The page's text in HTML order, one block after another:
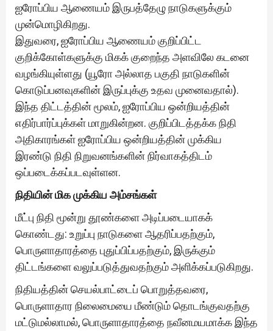
ஐரோப்பிய ஆணையம் இருபத்தேழு நாடுகளுக்கும்
முன்மொழிகிறது.
இதுவரை, ஐரோப்பிய ஆணையம் குறிப்பிட்ட
குறிக்கோள்களுக்கு மிகக் குறைந்த அளவிலே கடனை
வழங்கியுள்ளது (யூரோ அல்லாத பகுதி நாடுகளின்
கொடுப்பனவுகளின் இருப்புக்கு உதவ முனைவதால்).
இந்த திட்டத்தின் மூலம், ஐரோப்பிய ஒன்றியத்தின்
எதிர்பார்ப்புக்கள் மாறுகின்றன. குறிப்பிடத்தக்க நிதி
அதிகாரங்கள் ஐரோப்பிய ஒன்றியத்தின் முக்கிய
இரண்டு நிதி நிறுவனங்களின் நிர்வாகத்திடம்
ஒப்படைக்கப்படவுள்ளன.
நிதியின் மிக முக்கிய அம்சங்கள்
மீட்பு நிதி மூன்று தூண்களை அடிப்படையாகக்
கொண்டது: உறுப்பு நாடுகளை ஆதரிப்பதற்கும்,
பொருளாதாரத்தை புதுப்பிப்பதற்கும், இருக்கும்
திட்டங்களை வலுப்படுத்துவதற்கும் அளிக்கப்படுகிறது.
நிதியத்தின் செயல்பாட்டைப் பொறுத்தவரை,
பொருளாதார நிலைமையை மீண்டும் தொடங்குவதற்கு
மட்டுமல்லாமல், பொருளாதாரத்தை நவீனமயமாக்க இந்த